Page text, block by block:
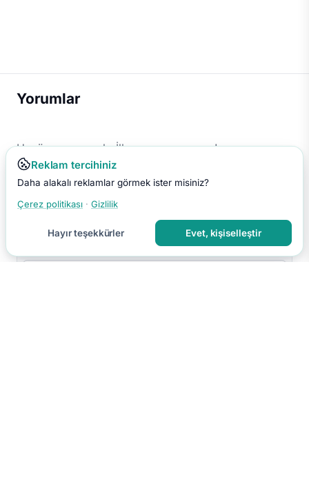
Yorumlar
Henüz yorum yok. İlk yorumu sen yap!
Reklam tercihiniz
Daha alakalı reklamlar görmek ister misiniz?
Çerez politikası · Gizlilik
Hayır teşekkürler Evet, kişiselleştir